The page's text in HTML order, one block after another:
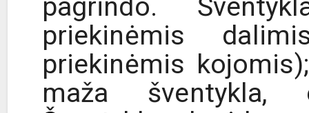
pagrindo.
priekinėmis
priekinėmis
maža šventykla,